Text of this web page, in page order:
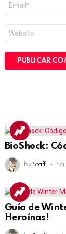
mail
*
BioShock:
by Staff há
Guía de
Heroínas!